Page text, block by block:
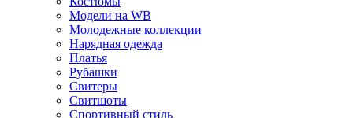
Модели на WB
Молодежные коллекции
Нарядная одежда
Платья
Рубашки
Свитеры
Свитшоты
Спортивный стиль